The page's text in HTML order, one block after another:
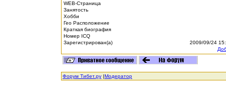
WEB-Страница
Занятость
Хобби
Гео Расположение
Краткая биография
Номер ICQ
Зарегистрирован(а)
2009/09/24
Форум Тибет.ру |Модератор